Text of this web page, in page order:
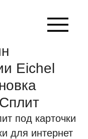
Eichel
под карточки
для интернет